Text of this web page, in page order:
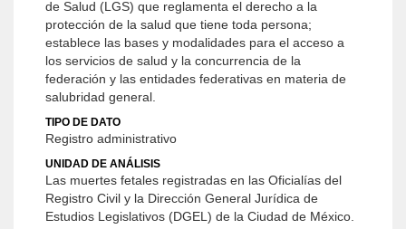
de Salud (LGS) que reglamenta el derecho a la
protección de la salud que tiene toda persona;
establece las bases y modalidades para el acceso a
los servicios de salud y la concurrencia de la
federación y las entidades federativas en materia de
salubridad general.
TIPO DE DATO
Registro administrativo
UNIDAD DE ANÁLISIS
Las muertes fetales registradas en las Oficialías del
Registro Civil y la Dirección General Jurídica de
Estudios Legislativos (DGEL) de la Ciudad de México.